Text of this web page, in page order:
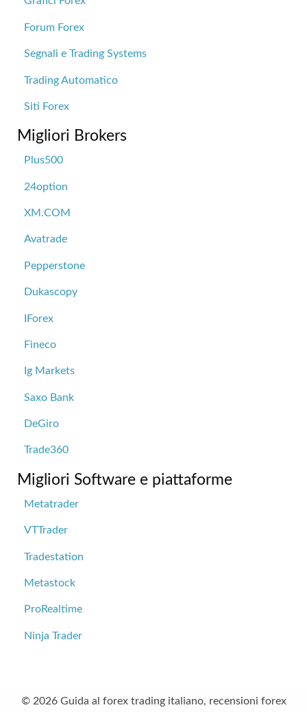
Forum Forex
Segnali e Trading Systems
Trading Automatico
Siti Forex
Migliori Brokers
Plus500
24option
XM.COM
Avatrade
Pepperstone
Dukascopy
IForex
Fineco
Ig Markets
Saxo Bank
DeGiro
Trade360
Migliori Software e piattaforme
Metatrader
VTTrader
Tradestation
Metastock
ProRealtime
Ninja Trader
© 2026 Guida al forex trading italiano, recensioni forex